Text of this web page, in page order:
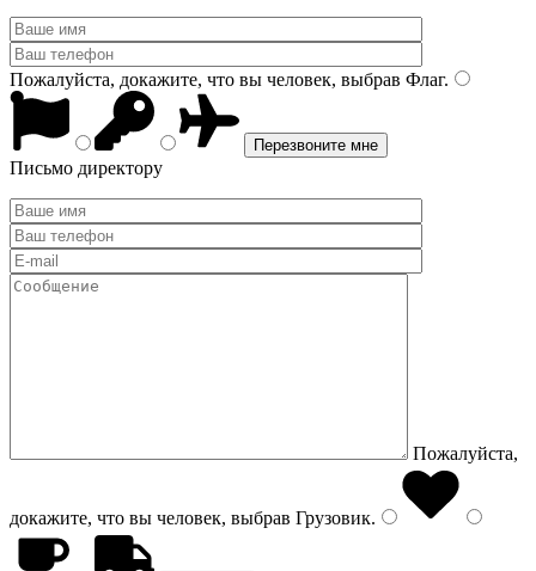
Пожалуйста, докажите, что вы человек, выбрав Флаг.
Письмо директору
Пожалуйста,
докажите, что вы человек, выбрав Грузовик.